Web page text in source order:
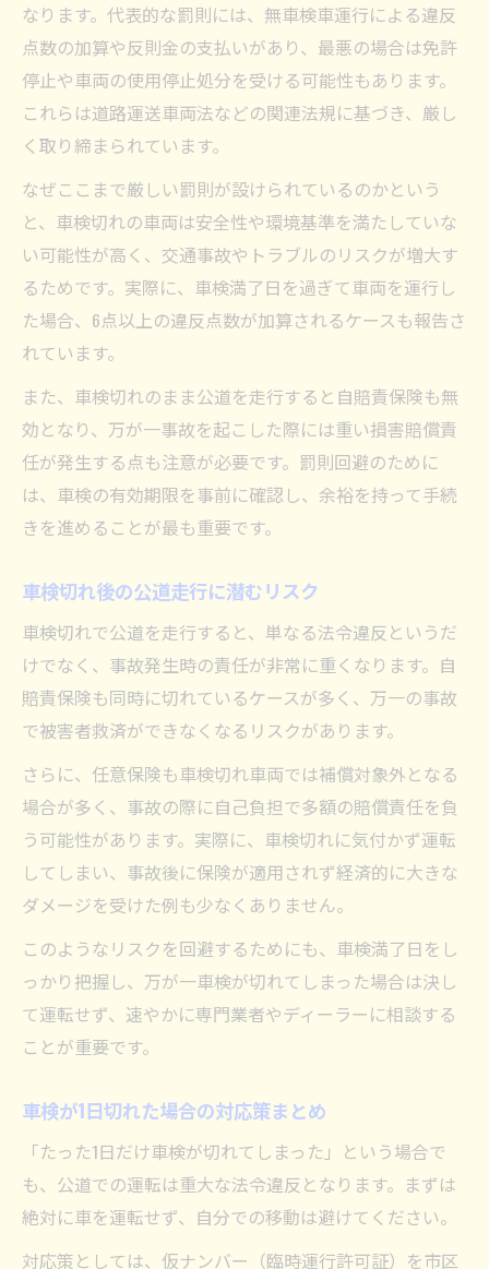
なります。代表的な罰則には、無車検車運行による違反
点数の加算や反則金の支払いがあり、最悪の場合は免許
停止や車両の使用停止処分を受ける可能性もあります。
これらは道路運送車両法などの関連法規に基づき、厳し
く取り締まられています。
なぜここまで厳しい罰則が設けられているのかという
と、車検切れの車両は安全性や環境基準を満たしていな
い可能性が高く、交通事故やトラブルのリスクが増大す
るためです。実際に、車検満了日を過ぎて車両を運行し
た場合、6点以上の違反点数が加算されるケースも報告さ
れています。
また、車検切れのまま公道を走行すると自賠責保険も無
効となり、万が一事故を起こした際には重い損害賠償責
任が発生する点も注意が必要です。罰則回避のために
は、車検の有効期限を事前に確認し、余裕を持って手続
きを進めることが最も重要です。
車検切れ後の公道走行に潜むリスク
車検切れで公道を走行すると、単なる法令違反というだ
けでなく、事故発生時の責任が非常に重くなります。自
賠責保険も同時に切れているケースが多く、万一の事故
で被害者救済ができなくなるリスクがあります。
さらに、任意保険も車検切れ車両では補償対象外となる
場合が多く、事故の際に自己負担で多額の賠償責任を負
う可能性があります。実際に、車検切れに気付かず運転
してしまい、事故後に保険が適用されず経済的に大きな
ダメージを受けた例も少なくありません。
このようなリスクを回避するためにも、車検満了日をし
っかり把握し、万が一車検が切れてしまった場合は決し
て運転せず、速やかに専門業者やディーラーに相談する
ことが重要です。
車検が1日切れた場合の対応策まとめ
「たった1日だけ車検が切れてしまった」という場合で
も、公道での運転は重大な法令違反となります。まずは
絶対に車を運転せず、自分での移動は避けてください。
対応策としては、仮ナンバー（臨時運行許可証）を市区